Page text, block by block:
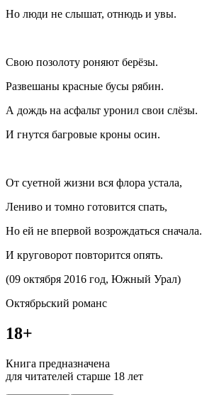
Но люди не слышат, отнюдь и увы.
Свою позолоту роняют берёзы.
Развешаны красные бусы рябин.
А дождь на асфальт уронил свои слёзы.
И гнутся багровые кроны осин.
От суетной жизни вся флора устала,
Лениво и томно готовится спать,
Но ей не впервой возрождаться сначала.
И круговорот повторится опять.
(09 октября 2016 год, Южный Урал)
Октябрьский романс
18+
Книга предназначена
для читателей старше 18 лет